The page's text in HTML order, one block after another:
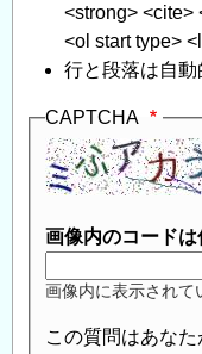
<strong> <cite>
<ol start type>
行と段落は自動
CAPTCHA
画像内のコードは
画像内に表示されて
この質問はあな